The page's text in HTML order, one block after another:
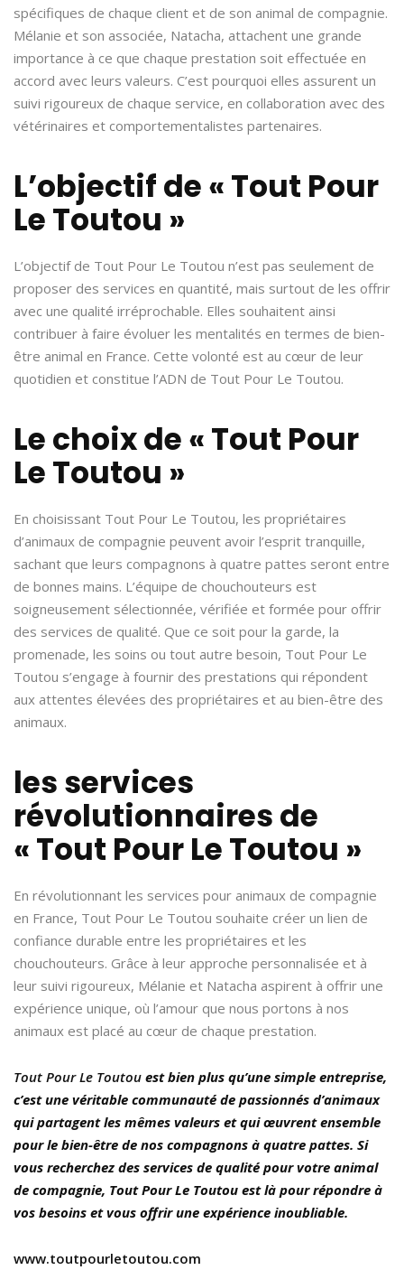
spécifiques de chaque client et de son animal de compagnie.
Mélanie et son associée, Natacha, attachent une grande
importance à ce que chaque prestation soit effectuée en
accord avec leurs valeurs. C’est pourquoi elles assurent un
suivi rigoureux de chaque service, en collaboration avec des
vétérinaires et comportementalistes partenaires.
L’objectif de « Tout Pour
Le Toutou »
L’objectif de Tout Pour Le Toutou n’est pas seulement de
proposer des services en quantité, mais surtout de les offrir
avec une qualité irréprochable. Elles souhaitent ainsi
contribuer à faire évoluer les mentalités en termes de bien-
être animal en France. Cette volonté est au cœur de leur
quotidien et constitue l’ADN de Tout Pour Le Toutou.
Le choix de « Tout Pour
Le Toutou »
En choisissant Tout Pour Le Toutou, les propriétaires
d’animaux de compagnie peuvent avoir l’esprit tranquille,
sachant que leurs compagnons à quatre pattes seront entre
de bonnes mains. L’équipe de chouchouteurs est
soigneusement sélectionnée, vérifiée et formée pour offrir
des services de qualité. Que ce soit pour la garde, la
promenade, les soins ou tout autre besoin, Tout Pour Le
Toutou s’engage à fournir des prestations qui répondent
aux attentes élevées des propriétaires et au bien-être des
animaux.
les services
révolutionnaires de
« Tout Pour Le Toutou »
En révolutionnant les services pour animaux de compagnie
en France, Tout Pour Le Toutou souhaite créer un lien de
confiance durable entre les propriétaires et les
chouchouteurs. Grâce à leur approche personnalisée et à
leur suivi rigoureux, Mélanie et Natacha aspirent à offrir une
expérience unique, où l’amour que nous portons à nos
animaux est placé au cœur de chaque prestation.
Tout Pour Le Toutou est bien plus qu’une simple entreprise,
c’est une véritable communauté de passionnés d’animaux
qui partagent les mêmes valeurs et qui œuvrent ensemble
pour le bien-être de nos compagnons à quatre pattes. Si
vous recherchez des services de qualité pour votre animal
de compagnie, Tout Pour Le Toutou est là pour répondre à
vos besoins et vous offrir une expérience inoubliable.
www.toutpourletoutou.com